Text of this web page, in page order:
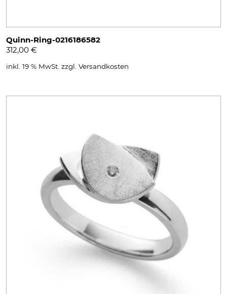
Quinn-Ring-0216186582
312,00 €
inkl. 19 % MwSt. zzgl. Versandkosten